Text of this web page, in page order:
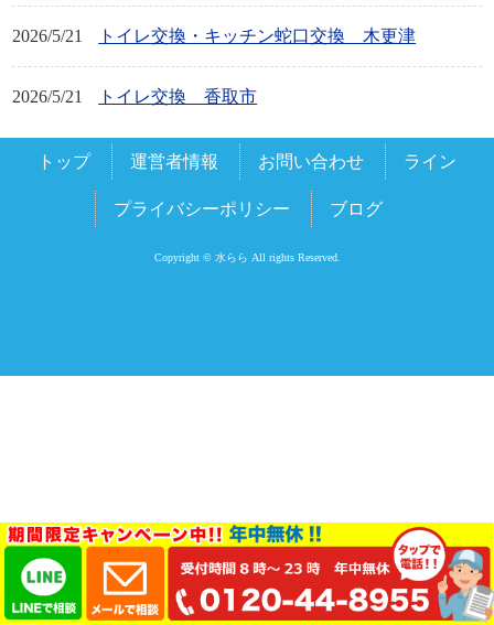
2026/5/21 トイレ交換・キッチン蛇口交換 木更津
2026/5/21 トイレ交換 香取市
トップ 運営者情報 お問い合わせ ライン
プライバシーポリシー ブログ
Copyright © 水らら All rights Reserved.